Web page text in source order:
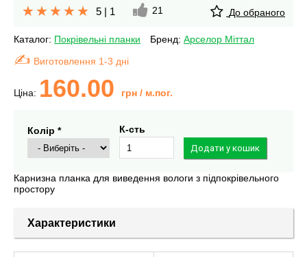
5 | 1 21 До обраного
Каталог: Покрівельні планки Бренд: Арселор Міттал
Виготовлення 1-3 дні
Ціна: 160.00 грн / м.пог.
Колір * К-сть
Карнизна планка для виведення вологи з підпокрівельного
простору
Характеристики